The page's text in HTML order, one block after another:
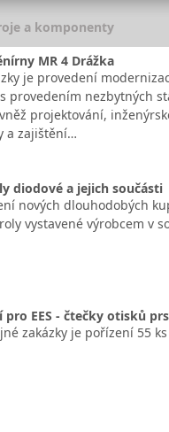
a komponenty
MR 4 Drážka
je provedení
provedením nezbytných
projektování,
a zajištění…
diodové a jejich součásti
nových dlouhodobých
vystavené výrobcem v
EES - čtečky otisků
zakázky je pořízení 55